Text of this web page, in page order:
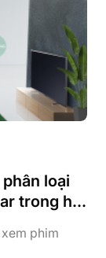
loại
trong hệ
phim